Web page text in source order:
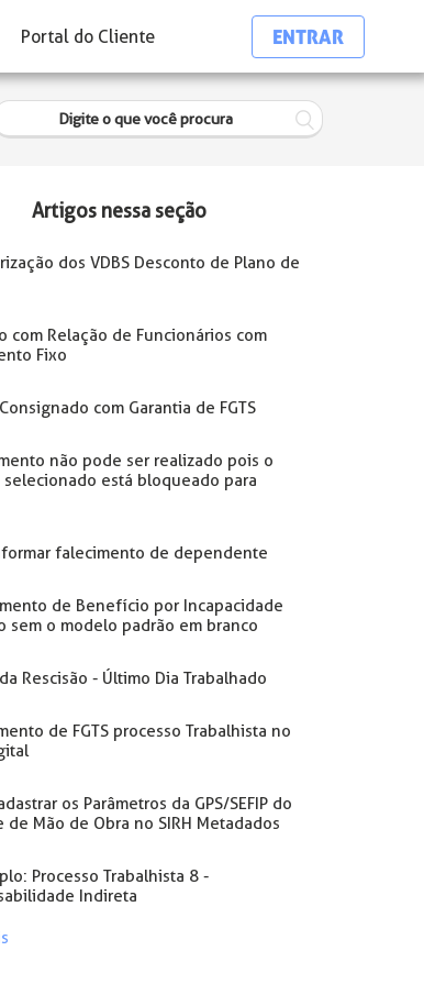
Portal do Cliente ENTRAR
Artigos nessa seção
dos VDBS Desconto de Plano de
com Relação de Funcionários com
Fixo
com Garantia de FGTS
não pode ser realizado pois o
está bloqueado para
falecimento de dependente
de Benefício por Incapacidade
sem o modelo padrão em branco
Rescisão - Último Dia Trabalhado
de FGTS processo Trabalhista no
os Parâmetros da GPS/SEFIP do
de Mão de Obra no SIRH Metadados
Processo Trabalhista 8 -
Indireta